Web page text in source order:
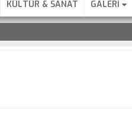
KÜLTÜR & SANAT GALERİ